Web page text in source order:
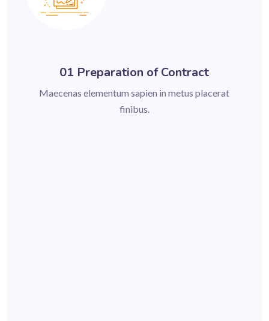
01 Preparation of Contract
Maecenas elementum sapien in metus placerat
finibus.